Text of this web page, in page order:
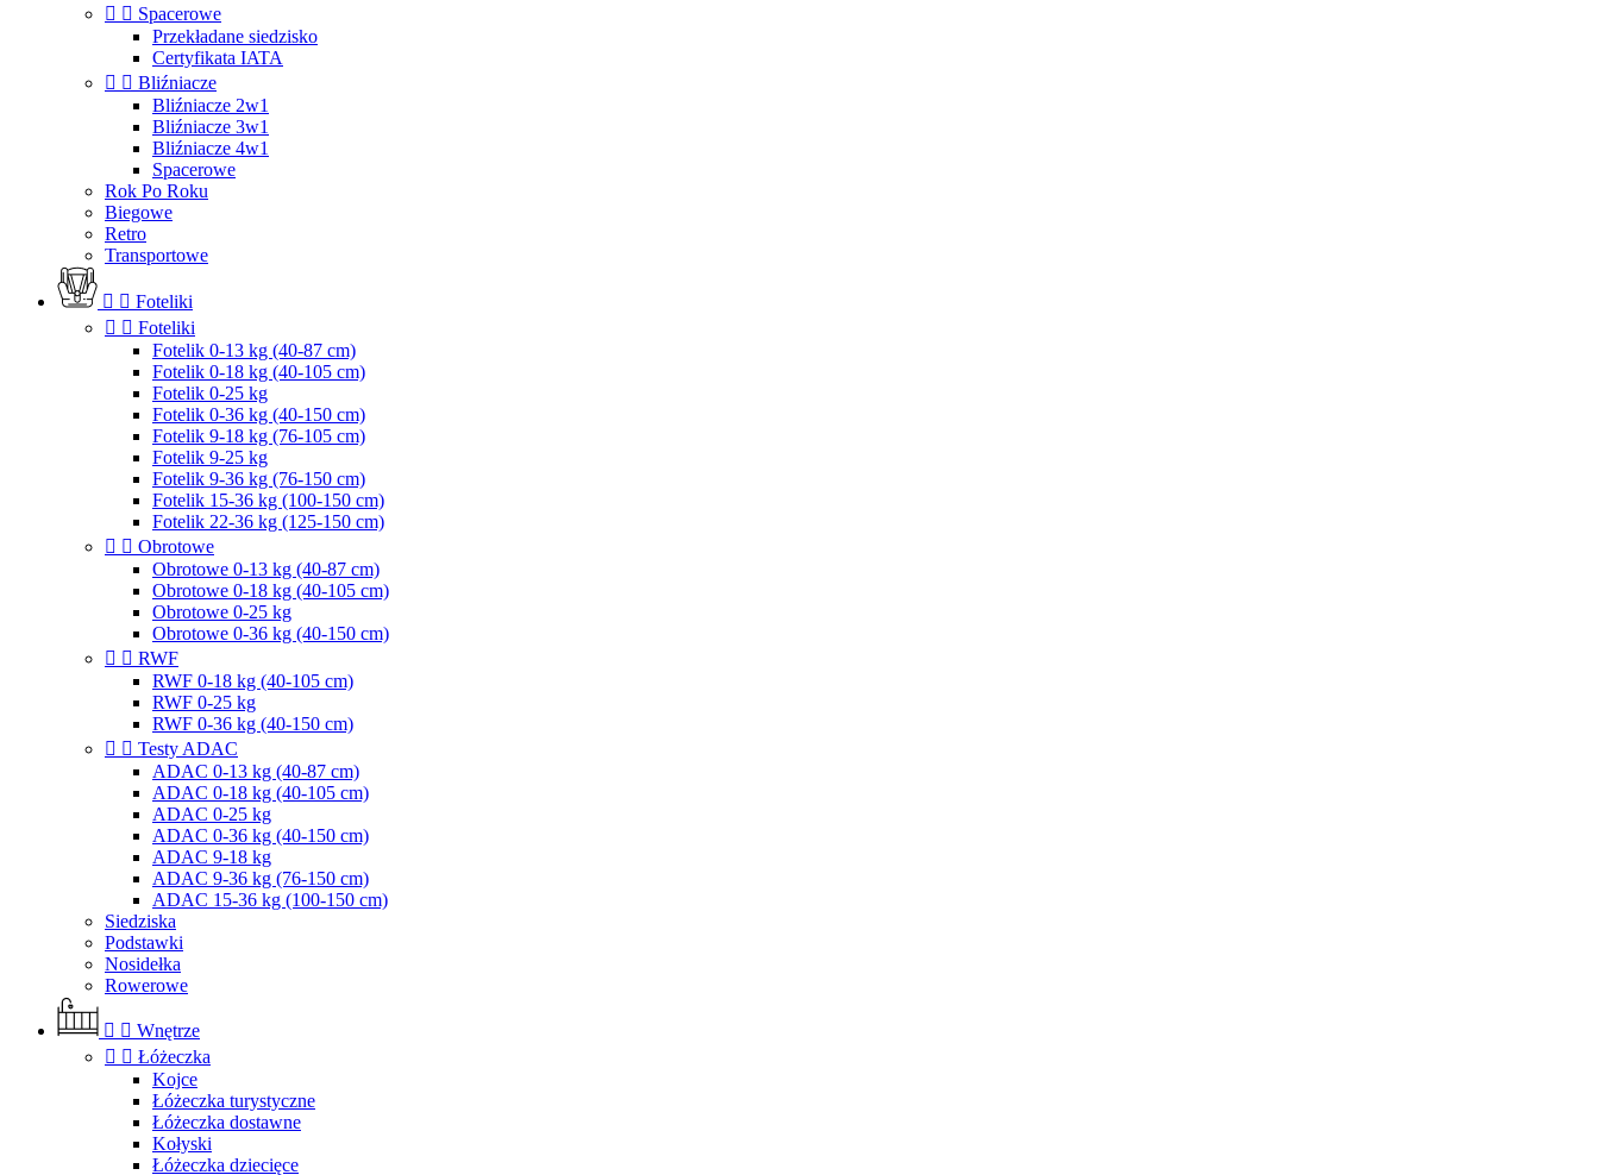
  Spacerowe
Przekładane siedzisko
Certyfikata IATA
  Bliźniacze
Bliźniacze 2w1
Bliźniacze 3w1
Bliźniacze 4w1
Spacerowe
Rok Po Roku
Biegowe
Retro
Transportowe
  Foteliki
  Foteliki
Fotelik 0-13 kg (40-87 cm)
Fotelik 0-18 kg (40-105 cm)
Fotelik 0-25 kg
Fotelik 0-36 kg (40-150 cm)
Fotelik 9-18 kg (76-105 cm)
Fotelik 9-25 kg
Fotelik 9-36 kg (76-150 cm)
Fotelik 15-36 kg (100-150 cm)
Fotelik 22-36 kg (125-150 cm)
  Obrotowe
Obrotowe 0-13 kg (40-87 cm)
Obrotowe 0-18 kg (40-105 cm)
Obrotowe 0-25 kg
Obrotowe 0-36 kg (40-150 cm)
  RWF
RWF 0-18 kg (40-105 cm)
RWF 0-25 kg
RWF 0-36 kg (40-150 cm)
  Testy ADAC
ADAC 0-13 kg (40-87 cm)
ADAC 0-18 kg (40-105 cm)
ADAC 0-25 kg
ADAC 0-36 kg (40-150 cm)
ADAC 9-18 kg
ADAC 9-36 kg (76-150 cm)
ADAC 15-36 kg (100-150 cm)
Siedziska
Podstawki
Nosidełka
Rowerowe
  Wnętrze
  Łóżeczka
Kojce
Łóżeczka turystyczne
Łóżeczka dostawne
Kołyski
Łóżeczka dziecięce